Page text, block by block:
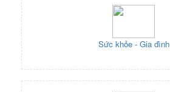
Sức khỏe - Gia đình